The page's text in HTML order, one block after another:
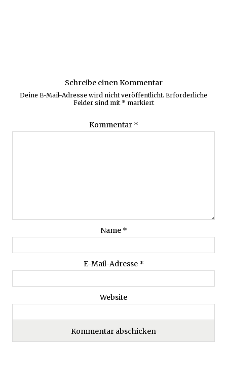
Schreibe einen Kommentar
Deine E-Mail-Adresse wird nicht veröffentlicht. Erforderliche
Felder sind mit * markiert
Kommentar *
Name *
E-Mail-Adresse *
Website